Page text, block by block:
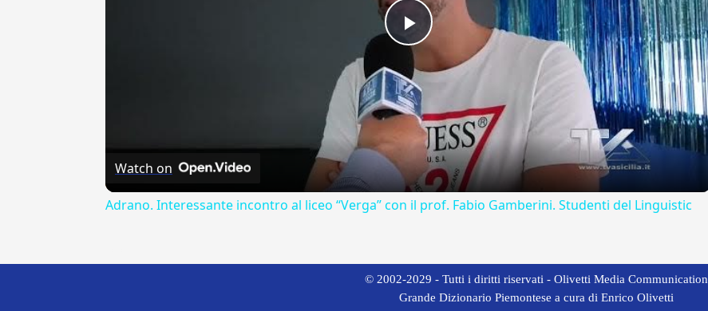
Play
Video
Watch on
Adrano. Interessante incontro al liceo “Verga” con il prof. Fabio Gamberini. Studenti del Linguistic
© 2002-2029 - Tutti i diritti riservati - Olivetti Media Communication
Grande Dizionario Piemontese a cura di Enrico Olivetti